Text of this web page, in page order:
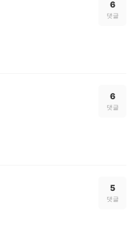
6
댓글
6
댓글
5
댓글